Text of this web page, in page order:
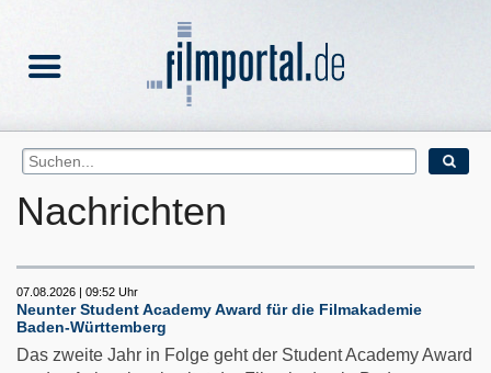
Nachrichten
07.08.2026 | 09:52 Uhr
Neunter Student Academy Award für die Filmakademie
Baden-Württemberg
Das zweite Jahr in Folge geht der Student Academy Award